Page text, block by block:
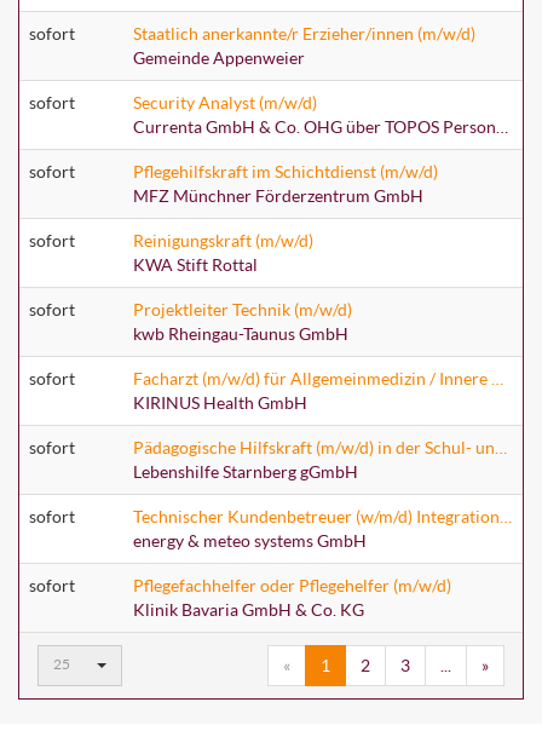
sofort
Staatlich anerkannte/r Erzieher/innen (m/w/d)
Gemeinde Appenweier
sofort
Security Analyst (m/w/d)
sofort
Pflegehilfskraft im Schichtdienst (m/w/d)
MFZ Münchner Förderzentrum GmbH
sofort
Reinigungskraft (m/w/d)
KWA Stift Rottal
sofort
Projektleiter Technik (m/w/d)
kwb Rheingau-Taunus GmbH
sofort
KIRINUS Health GmbH
sofort
Lebenshilfe Starnberg gGmbH
sofort
energy & meteo systems GmbH
sofort
Pflegefachhelfer oder Pflegehelfer (m/w/d)
Klinik Bavaria GmbH & Co. KG
Ergebnisse
Seite:
25 « 1 2 3 »